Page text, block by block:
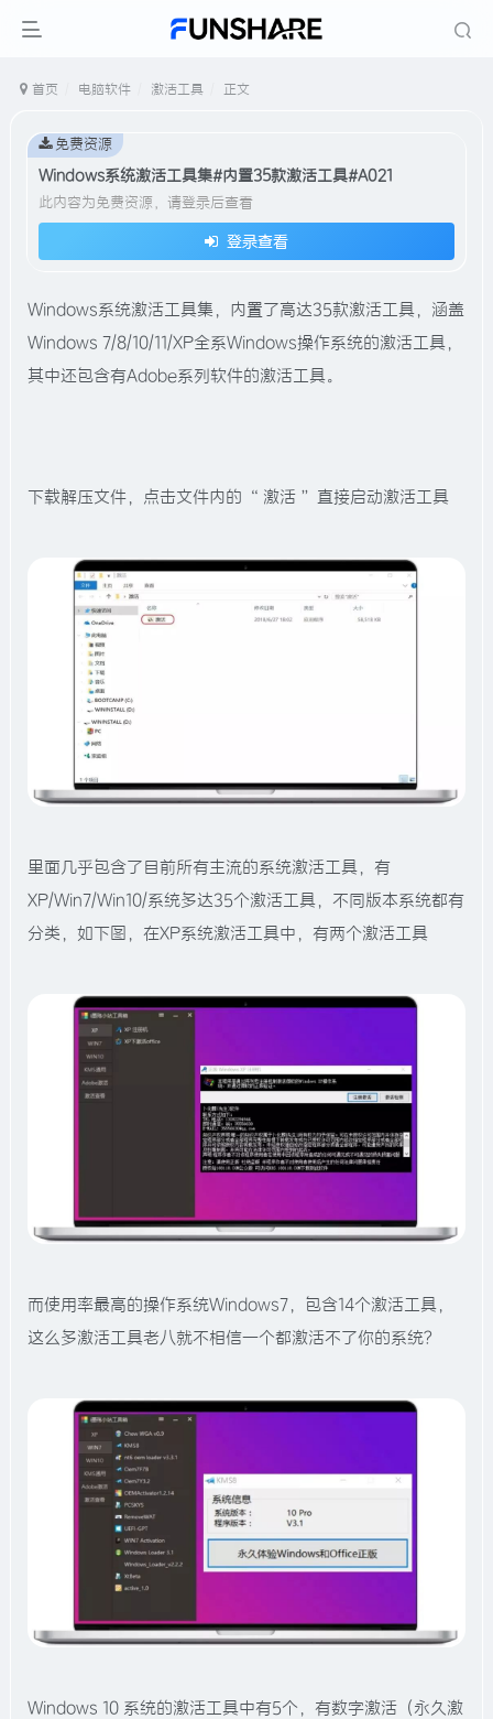
首页 电脑软件 激活工具 正文
Windows系统激活工具集#内置35款激活工具#A021
此内容为免费资源，请登录后查看
登录查看
免费资源
Windows系统激活工具集，内置了高达35款激活工具，涵盖
Windows 7/8/10/11/XP全系Windows操作系统的激活工具，
其中还包含有Adobe系列软件的激活工具。
下载解压文件，点击文件内的 “ 激活 ” 直接启动激活工具
里面几乎包含了目前所有主流的系统激活工具，有
XP/Win7/Win10/系统多达35个激活工具，不同版本系统都有
分类，如下图，在XP系统激活工具中，有两个激活工具
而使用率最高的操作系统Windows7，包含14个激活工具，
这么多激活工具老八就不相信一个都激活不了你的系统？
Windows 10 系统的激活工具中有5个，有数字激活（永久激